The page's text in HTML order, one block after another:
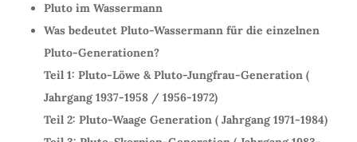
Pluto im Wassermann
Was bedeutet Pluto-Wassermann für die einzelnen
Pluto-Generationen?
Teil 1: Pluto-Löwe & Pluto-Jungfrau-Generation (
Jahrgang 1937-1958 / 1956-1972)
Teil 2: Pluto-Waage Generation ( Jahrgang 1971-1984)